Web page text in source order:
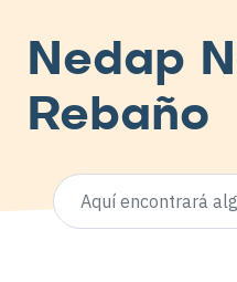
Nedap
Rebaño